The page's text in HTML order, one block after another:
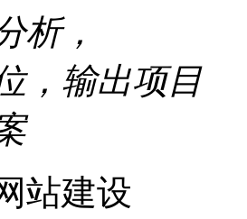
析，
，输出项目
站建设